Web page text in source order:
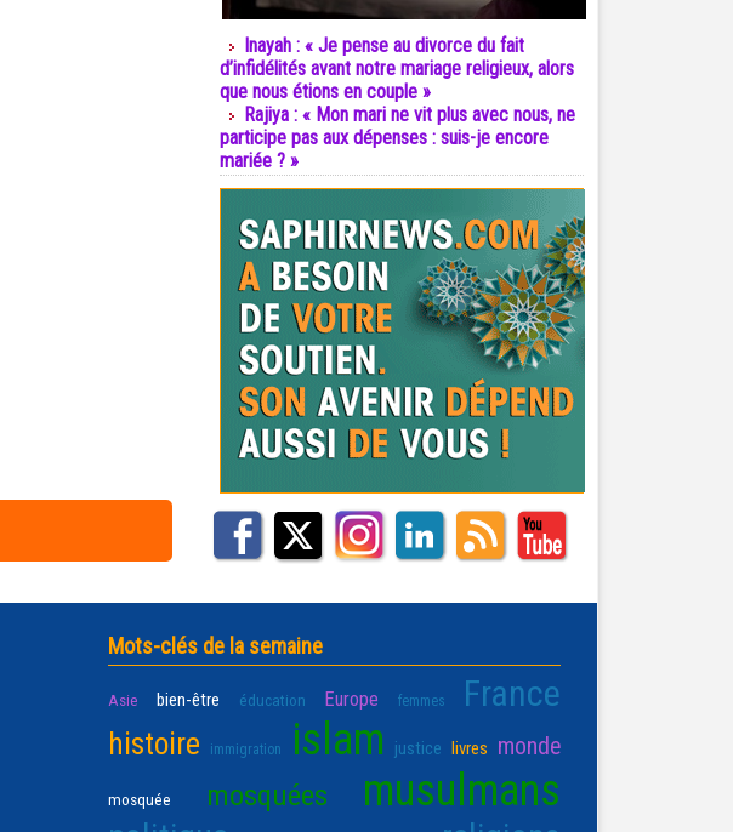
Inayah : « Je pense au divorce du fait
d’infidélités avant notre mariage religieux, alors
que nous étions en couple »
Rajiya : « Mon mari ne vit plus avec nous, ne
participe pas aux dépenses : suis-je encore
mariée ? »
Mots-clés de la semaine
Asie bien-être éducation Europe femmes France
histoire immigration islam justice livres monde
mosquée mosquées musulmans